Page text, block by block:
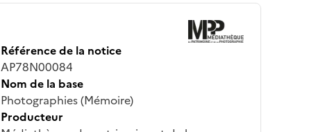
Référence de la notice
AP78N00084
Nom de la base
Photographies (Mémoire)
Producteur